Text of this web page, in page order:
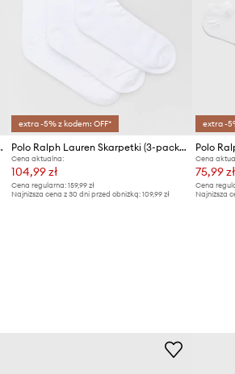
extra -5% z kodem: OFF*
Polo Ralph Lauren Skarpetki (3-pack) 449858064001
Cena aktualna:
104,99 zł
Cena regularna: 159,99 zł
Najniższa cena z 30 dni przed obniżką: 109,99 zł
extra -
Cena
75,99 zł
Cena
Najniższa